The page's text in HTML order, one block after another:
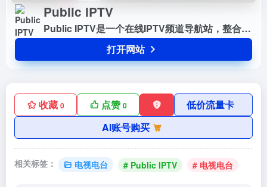
Public IPTV
Public IPTV是一个在线IPTV频道导航站，整合247个国家、28个分类及15000多个频道资源。平台提供直观的分类和多源播放选项，用户可直接在线观看高品质电视节目，无需注册账号。
打开网站
收藏 0 点赞0
低价流量卡
AI账号购买
相关标签： 电视电台 # Public IPTV # 电视电台